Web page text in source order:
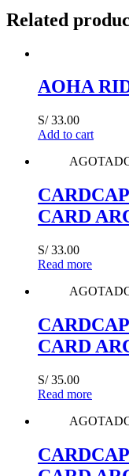
Related
AOHA
S/33.00
Add to cart
CARD
S/33.00
Read more
CARD
S/35.00
Read more